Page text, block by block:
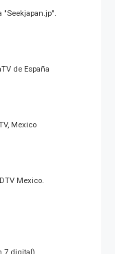
"Seekjapan.jp".
de España
Mexico
Mexico.
7 digital)